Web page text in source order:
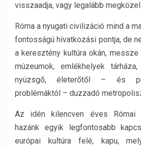
visszaadja, vagy legalább
Róma a nyugati civilizáció mind a
fontosságú hivatkozási pontja, de
a keresztény kultúra okán,
múzeumok, emlékhelyek
nyüzsgő, életerőtől – és
problémáktól – duzzadó
Az idén kilencven éves Római
hazánk egyik legfontosabb
európai kultúra felé, kapu,